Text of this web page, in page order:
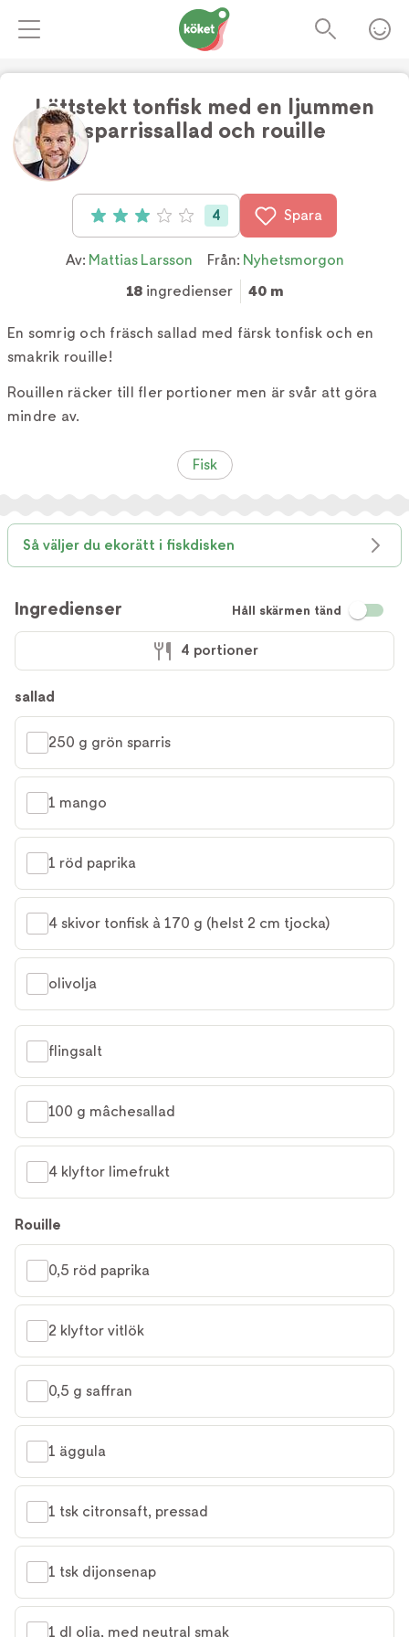
Lättstekt tonfisk med en ljummen
sparrissallad och rouille
Betyg: 3 av 5 (4 röster)
4 Spara
Av: Mattias Larsson Från: Nyhetsmorgon
18 ingredienser 40 m
En somrig och fräsch sallad med färsk tonfisk och en
smakrik rouille!
Rouillen räcker till fler portioner men är svår att göra
mindre av.
Fisk
Så väljer du ekorätt i fiskdisken
Ingredienser Håll skärmen tänd
4 portioner
sallad
250 g grön sparris
1 mango
1 röd paprika
4 skivor tonfisk à 170 g (helst 2 cm tjocka)
olivolja
flingsalt
100 g mâchesallad
4 klyftor limefrukt
Rouille
0,5 röd paprika
2 klyftor vitlök
0,5 g saffran
1 äggula
1 tsk citronsaft, pressad
1 tsk dijonsenap
1 dl olja, med neutral smak